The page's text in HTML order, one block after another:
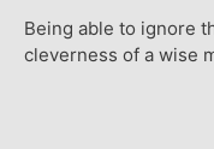
Being able to ignore
cleverness of a wise